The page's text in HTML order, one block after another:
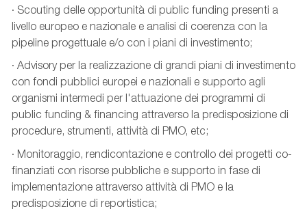
· Scouting delle opportunità di public funding presenti a
livello europeo e nazionale e analisi di coerenza con la
pipeline progettuale e/o con i piani di investimento;
· Advisory per la realizzazione di grandi piani di investimento
con fondi pubblici europei e nazionali e supporto agli
organismi intermedi per l'attuazione dei programmi di
public funding & financing attraverso la predisposizione di
procedure, strumenti, attività di PMO, etc;
· Monitoraggio, rendicontazione e controllo dei progetti co-
finanziati con risorse pubbliche e supporto in fase di
implementazione attraverso attività di PMO e la
predisposizione di reportistica;